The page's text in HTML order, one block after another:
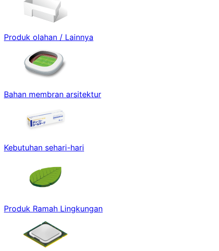
Produk olahan / Lainnya
Bahan membran arsitektur
Kebutuhan sehari-hari
Produk Ramah Lingkungan